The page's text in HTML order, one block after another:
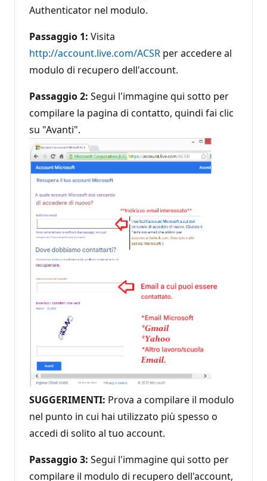
Authenticator nel modulo.
Passaggio 1: Visita
http://account.live.com/ACSR per accedere al
modulo di recupero dell'account.
Passaggio 2: Segui l'immagine qui sotto per
compilare la pagina di contatto, quindi fai clic
su "Avanti".
SUGGERIMENTI: Prova a compilare il modulo
nel punto in cui hai utilizzato più spesso o
accedi di solito al tuo account.
Passaggio 3: Segui l'immagine qui sotto per
compilare il modulo di recupero dell'account,